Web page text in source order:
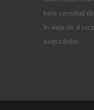
bine consiliați
în viața de zi cu
asigurărilor.